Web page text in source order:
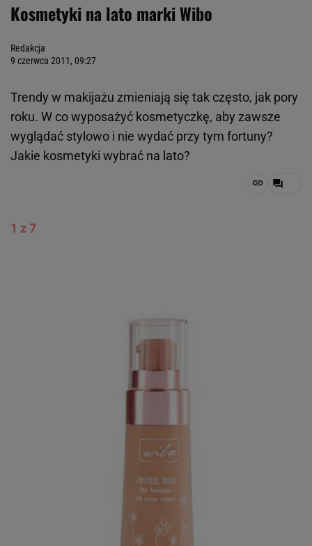
Kosmetyki na lato marki Wibo
Redakcja
9 czerwca 2011, 09:27
Trendy w makijażu zmieniają się tak często, jak pory
roku. W co wyposażyć kosmetyczkę, aby zawsze
wyglądać stylowo i nie wydać przy tym fortuny?
Jakie kosmetyki wybrać na lato?
1 z 7